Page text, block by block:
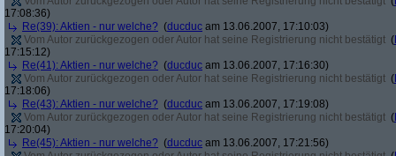
17:08:36)
Re(39): Aktien - nur welche? (ducduc am 13.06.2007, 17:10:03)
Vom Autor zurückgezogen oder Autor hat seine Registrierung nicht bestätigt (
17:15:12)
Re(41): Aktien - nur welche? (ducduc am 13.06.2007, 17:16:30)
Vom Autor zurückgezogen oder Autor hat seine Registrierung nicht bestätigt (
17:18:06)
Re(43): Aktien - nur welche? (ducduc am 13.06.2007, 17:19:08)
Vom Autor zurückgezogen oder Autor hat seine Registrierung nicht bestätigt (
17:20:04)
Re(45): Aktien - nur welche? (ducduc am 13.06.2007, 17:21:56)